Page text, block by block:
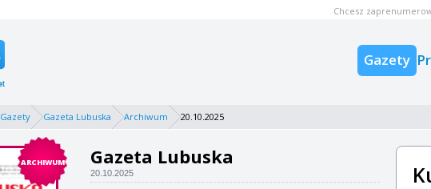
Gazety
Chcesz
Gazety Gazeta Lubuska Archiwum 20.10.2025
ARCHIWUM Gazeta Lubuska
20.10.2025